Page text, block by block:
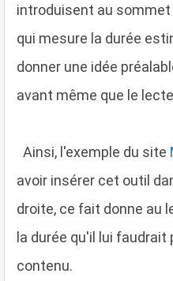
introduisent au
qui mesure la durée
donner une idée
avant même que le
Ainsi, l'exemple du site
avoir insérer cet outil
droite, ce fait donne au
la durée qu'il lui faudrait
contenu.